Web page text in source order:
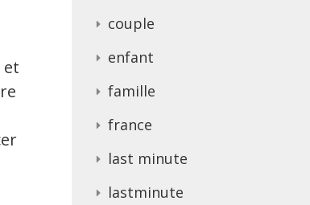
et
couple
enfant
famille
france
last minute
lastminute